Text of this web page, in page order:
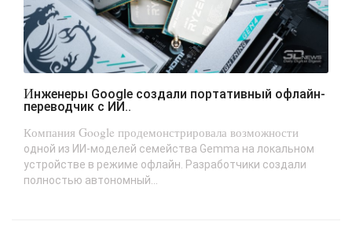
Инженеры Google создали портативный офлайн-
переводчик с ИИ..
Компания Google продемонстрировала возможности
одной из ИИ-моделей семейства Gemma на локальном
устройстве в режиме офлайн. Разработчики создали
полностью автономный...